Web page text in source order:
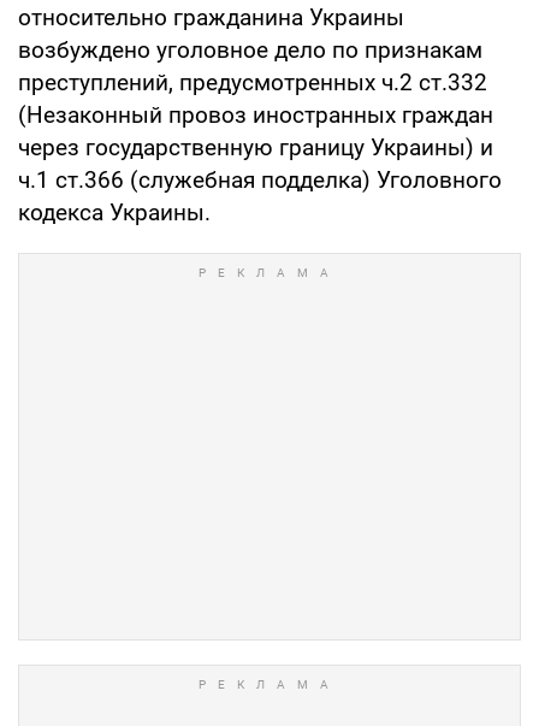
относительно гражданина Украины
возбуждено уголовное дело по признакам
преступлений, предусмотренных ч.2 ст.332
(Незаконный провоз иностранных граждан
через государственную границу Украины) и
ч.1 ст.366 (служебная подделка) Уголовного
кодекса Украины.